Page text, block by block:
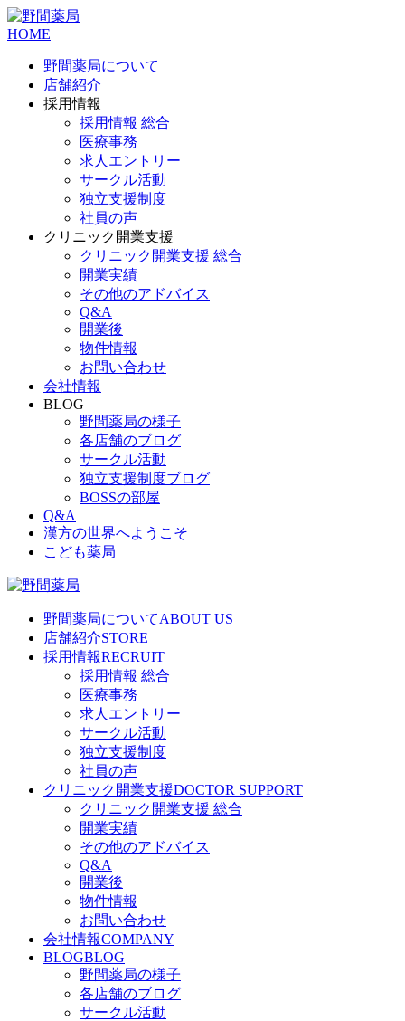
HOME
野間薬局について
店舗紹介
採用情報
採用情報 総合
医療事務
求人エントリー
サークル活動
独立支援制度
社員の声
クリニック開業支援
クリニック開業支援 総合
開業実績
その他のアドバイス
Q&A
開業後
物件情報
お問い合わせ
会社情報
BLOG
野間薬局の様子
各店舗のブログ
サークル活動
独立支援制度ブログ
BOSSの部屋
Q&A
漢方の世界へようこそ
こども薬局
野間薬局についてABOUT US
店舗紹介STORE
採用情報RECRUIT
採用情報 総合
医療事務
求人エントリー
サークル活動
独立支援制度
社員の声
クリニック開業支援DOCTOR SUPPORT
クリニック開業支援 総合
開業実績
その他のアドバイス
Q&A
開業後
物件情報
お問い合わせ
会社情報COMPANY
BLOGBLOG
野間薬局の様子
各店舗のブログ
サークル活動